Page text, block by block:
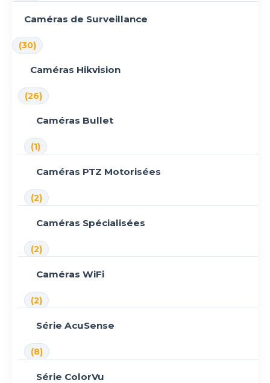
Caméras de Surveillance
(30)
Caméras Hikvision
(26)
Caméras Bullet
(1)
Caméras PTZ Motorisées
(2)
Caméras Spécialisées
(2)
Caméras WiFi
(2)
Série AcuSense
(8)
Série ColorVu